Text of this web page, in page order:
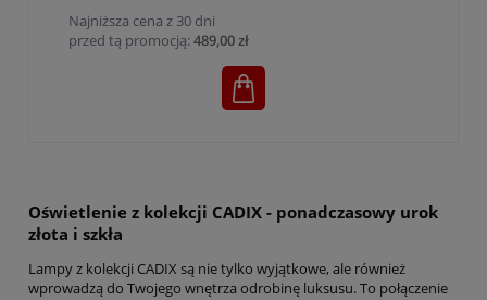
Najniższa cena z 30 dni
przed tą promocją:489,00 zł
Oświetlenie z kolekcji CADIX - ponadczasowy urok
złota i szkła
Lampy z kolekcji CADIX są nie tylko wyjątkowe, ale również
wprowadzą do Twojego wnętrza odrobinę luksusu. To połączenie